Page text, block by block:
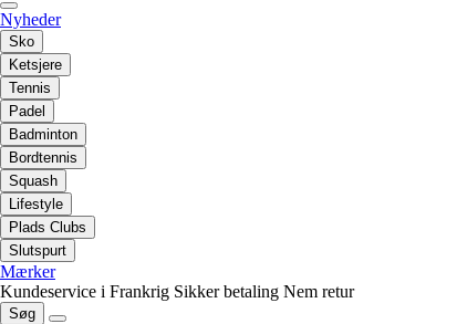
Nyheder
Sko
Ketsjere
Tennis
Padel
Badminton
Bordtennis
Squash
Lifestyle
Plads Clubs
Slutspurt
Mærker
Kundeservice i Frankrig Sikker betaling Nem retur
Søg